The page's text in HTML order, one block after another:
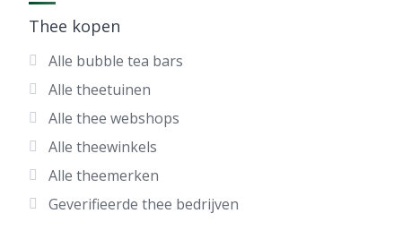
Thee kopen
Alle bubble tea bars
Alle theetuinen
Alle thee webshops
Alle theewinkels
Alle theemerken
Geverifieerde thee bedrijven